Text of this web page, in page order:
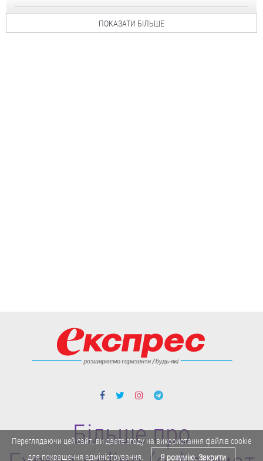
ПОКАЗАТИ БІЛЬШЕ
Більше про
Переглядаючи цей сайт, ви даєте згоду на використання файлів cookie
для покращення адміністрування.
Я розумію. Закрити